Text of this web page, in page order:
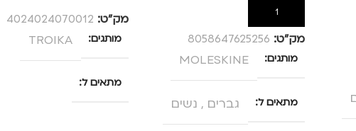
הוספה לסל
מק”ט: 8058647625256
מותגים MOLESKINE
מתאים ל גברים , נשים
מק”ט: 4024024070012
מותגים TROIKA
מתאים ל